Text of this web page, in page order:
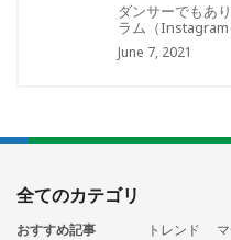
ダンサーでもあ
ラム（Instagram
June 7, 2021
全てのカテゴリ
おすすめ記事 トレンド